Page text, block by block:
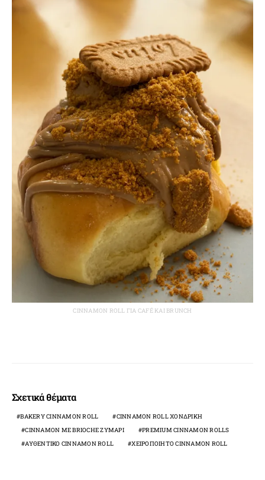
CINNAMON ROLL ΓΙΑ CAFÉ ΚΑΙ BRUNCH
Σχετικά θέματα
BAKERY CINNAMON ROLL
CINNAMON ROLL ΧΟΝΔΡΙΚΉ
CINNAMON ΜΕ BRIOCHE ΖΥΜΆΡΙ
PREMIUM CINNAMON ROLLS
ΑΥΘΕΝΤΙΚΌ CINNAMON ROLL
ΧΕΙΡΟΠΟΊΗΤΟ CINNAMON ROLL